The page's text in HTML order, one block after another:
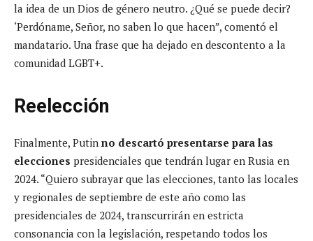
la idea de un Dios de género neutro. ¿Qué se puede decir?
‘Perdóname, Señor, no saben lo que hacen”, comentó el
mandatario. Una frase que ha dejado en descontento a la
comunidad LGBT+.
Reelección
Finalmente, Putin no descartó presentarse para las
elecciones presidenciales que tendrán lugar en Rusia en
2024. “Quiero subrayar que las elecciones, tanto las locales
y regionales de septiembre de este año como las
presidenciales de 2024, transcurrirán en estricta
consonancia con la legislación, respetando todos los